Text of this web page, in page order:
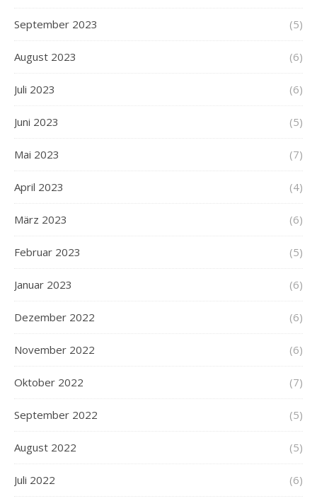
September 2023 (5)
August 2023 (6)
Juli 2023 (6)
Juni 2023 (5)
Mai 2023 (7)
April 2023 (4)
März 2023 (6)
Februar 2023 (5)
Januar 2023 (6)
Dezember 2022 (6)
November 2022 (6)
Oktober 2022 (7)
September 2022 (5)
August 2022 (5)
Juli 2022 (6)